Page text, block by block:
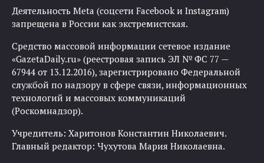
Деятельность Meta (соцсети Facebook и Instagram)
запрещена в России как экстремистская.
Средство массовой информации сетевое издание
«GazetaDaily.ru» (реестровая запись ЭЛ № ФС 77 —
67944 от 13.12.2016), зарегистрировано Федеральной
службой по надзору в сфере связи, информационных
технологий и массовых коммуникаций
(Роскомнадзор).
Учредитель: Харитонов Константин Николаевич.
Главный редактор: Чухутова Мария Николаевна.